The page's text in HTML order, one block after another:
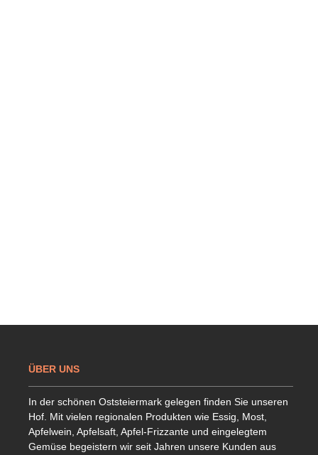
ÜBER UNS
In der schönen Oststeiermark gelegen finden Sie unseren
Hof. Mit vielen regionalen Produkten wie Essig, Most,
Apfelwein, Apfelsaft, Apfel-Frizzante und eingelegtem
Gemüse begeistern wir seit Jahren unsere Kunden aus